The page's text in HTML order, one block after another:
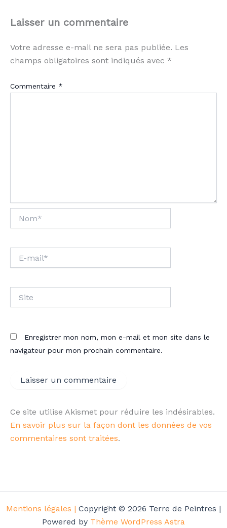
Laisser un commentaire
Votre adresse e-mail ne sera pas publiée. Les
champs obligatoires sont indiqués avec *
Commentaire *
mail*
Enregistrer mon nom, mon e-mail et mon site dans le
navigateur pour mon prochain commentaire.
Ce site utilise Akismet pour réduire les indésirables.
En savoir plus sur la façon dont les données de vos
commentaires sont traitées.
Mentions légales | Copyright © 2026 Terre de Peintres |
Powered by Thème WordPress Astra